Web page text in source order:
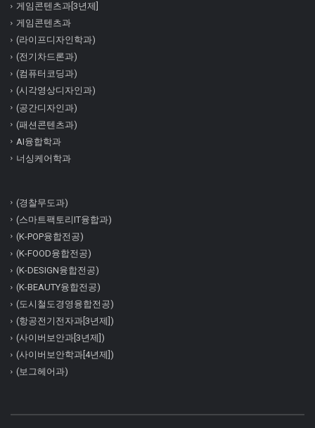
게임콘텐츠과[3년제]
게임콘텐츠과
(라이프디자인학과)
(전기차드론과)
(컴퓨터코딩과)
(시각영상디자인과)
(공간디자인과)
(패션콘텐츠과)
AI융합학과
너싱케어학과
(경찰무도과)
(스마트팩토리IT융합과)
(K-POP융합전공)
(K-FOOD융합전공)
(K-DESIGN융합전공)
(K-BEAUTY융합전공)
(도시철도경영융합전공)
(항공전기전자과[3년제])
(사이버보안과[3년제])
(사이버보안학과[4년제])
(보그헤어과)